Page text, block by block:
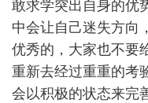
敢求学突出自身的优
中会让自己迷失方向
优秀的，大家也不要
重新去经过重重的考
会以积极的状态来完